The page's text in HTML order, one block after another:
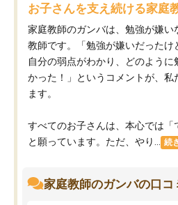
お子さんを支え続ける家庭
家庭教師のガンバは、勉強が嫌い
教師です。「勉強が嫌いだった
自分の弱点がわかり、どのよう
かった！」というコメントが、
ます。
すべてのお子さんは、本心では「
と願っています。ただ、やり...
続
家庭教師のガンバの口コ